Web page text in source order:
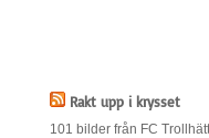
Rakt upp i krysset
101 bilder från FC